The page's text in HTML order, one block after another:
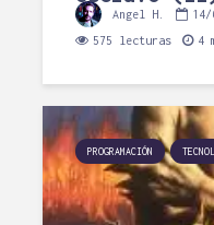
Angel H. 14/
575 lecturas 4
PROGRAMACIÓN